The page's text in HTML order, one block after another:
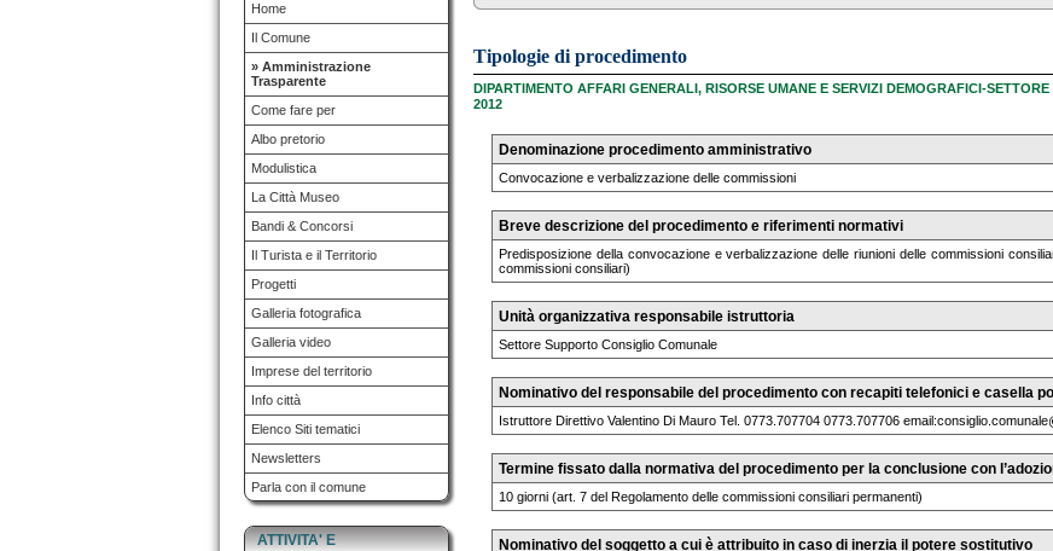
Home
Il Comune
» Amministrazione
Trasparente
Come fare per
Albo pretorio
Modulistica
La Città Museo
Bandi & Concorsi
Il Turista e il Territorio
Progetti
Galleria fotografica
Galleria video
Imprese del territorio
Info città
Elenco Siti tematici
Newsletters
Parla con il comune
ATTIVITA' E
Tipologie di procedimento
DIPARTIMENTO AFFARI GENERALI, RISORSE UMANE E SERVIZI DEMOGRAFICI-
2012
Denominazione procedimento amministrativo
Convocazione e verbalizzazione delle commissioni
Breve descrizione del procedimento e riferimenti normativi
Predisposizione della convocazione e verbalizzazione delle riunioni delle commissioni
commissioni consiliari)
Unità organizzativa responsabile istruttoria
Settore Supporto Consiglio Comunale
Nominativo del responsabile del procedimento con recapiti telefonici e casella
Istruttore Direttivo Valentino Di Mauro Tel. 0773.707704 0773.707706
Termine fissato dalla normativa del procedimento per la conclusione con
10 giorni (art. 7 del Regolamento delle commissioni consiliari permanenti)
Nominativo del soggetto a cui è attribuito in caso di inerzia il potere sostitutivo